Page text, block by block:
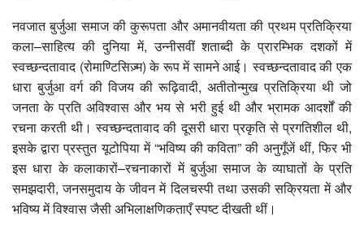
नवजात बुर्जुआ समाज की कुरूपता और अमानवीयता की प्रथम प्रतिक्रिया
कला–साहित्य की दुनिया में, उन्नीसवीं शताब्दी के प्रारम्भिक दशकों में
स्वच्छन्दतावाद (रोमाण्टिसिज़्म) के रूप में सामने आई। स्वच्छन्दतावाद की एक
धारा बुर्जुआ वर्ग की विजय की रूढ़िवादी, अतीतोन्मुख प्रतिक्रिया थी जो
जनता के प्रति अविश्वास और भय से भरी हुई थी और भ्रामक आदर्शों की
रचना करती थी। स्वच्छन्दतावाद की दूसरी धारा प्रकृति से प्रगतिशील थी,
इसके द्वारा प्रस्तुत यूटोपिया में “भविष्य की कविता” की अनुगूँजें थीं, फिर भी
इस धारा के कलाकारों–रचनाकारों में बुर्जुआ समाज के व्याघातों के प्रति
समझदारी, जनसमुदाय के जीवन में दिलचस्पी तथा उसकी सक्रियता में और
भविष्य में विश्वास जैसी अभिलाक्षणिकताएँ स्पष्ट दीखती थीं।